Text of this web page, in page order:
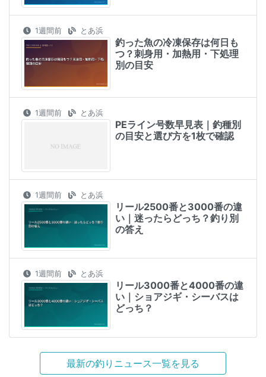
1週間前 とあ浜
釣った魚の冷凍保存は何日も
つ？刺身用・加熱用・下処理
別の目安
1週間前 とあ浜
PEライン号数早見表｜釣種別
の目安と選び方を1枚で確認
1週間前 とあ浜
リール2500番と3000番の違
い｜迷ったらどっち？釣り別
の答え
1週間前 とあ浜
リール3000番と4000番の違
い｜ショアジギ・シーバスは
どっち？
最新の釣りニュース一覧を見る